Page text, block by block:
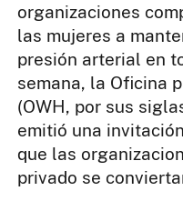
organizaciones
las mujeres a
presión arterial en
semana, la Oficina
(OWH, por sus
emitió una
que las
privado se